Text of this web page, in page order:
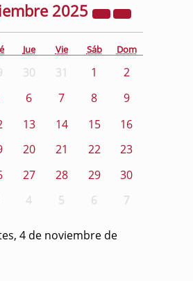
2025
Jue Vie Sáb Dom
30 31 1
2
6 7 8
9
13 14 15
16
20 21 22
23
27 28 29
30
4 5 6 7
4 de noviembre de